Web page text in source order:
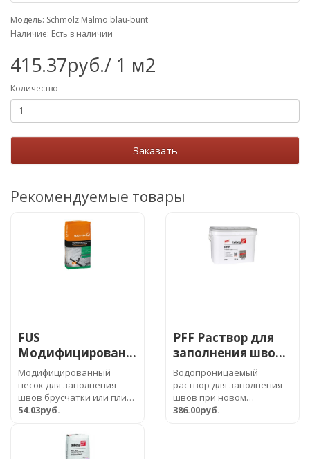
Модель: Schmolz Malmo blau-bunt
Наличие: Есть в наличии
415.37руб./ 1 м2
Количество
Заказать
Рекомендуемые товары
FUS
Модифицированный
песок для
заполнения швов
«Fugensand plus»
FUS
Модифицированный
песок для заполнения
швов брусчатки или плит.
Благодаря
вяжущему обл..
54.03руб.
PFF Раствор для
заполнения швов
брусчатки
Водопроницаемый
раствор для заполнения
швов при новом
строительстве и ремонте.
386.00руб.